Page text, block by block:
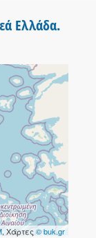
Ελλάδα.
, Χάρτες © buk.gr